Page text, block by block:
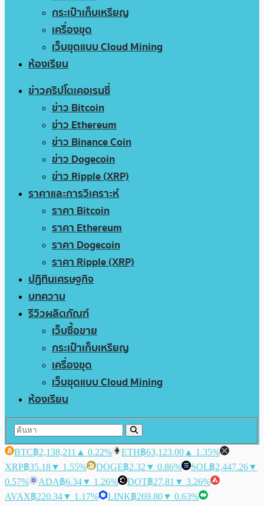
กระเป๋าเก็บเหรียญ
เครื่องขุด
เว็บขุดแบบ Cloud Mining
ห้องเรียน
ข่าวคริปโตเคอเรนซี่
ข่าว Bitcoin
ข่าว Ethereum
ข่าว Binance Coin
ข่าว Dogecoin
ข่าว Ripple (XRP)
ราคาและการวิเคราะห์
ราคา Bitcoin
ราคา Ethereum
ราคา Dogecoin
ราคา Ripple (XRP)
ปฏิทินเศรษฐกิจ
บทความ
รีวิวผลิตภัณฑ์
เว็บซื้อขาย
กระเป๋าเก็บเหรียญ
เครื่องขุด
เว็บขุดแบบ Cloud Mining
ห้องเรียน
BTC฿2,138,211 ▲ 0.22% ETH฿63,123.00 ▲ 1.35%
XRP฿35.18▼ 1.55% DOGE฿2.32 ▼ 0.86% SOL฿2,447.26▼
0.57%
ADA฿6.34▼ 1.26% DOT฿27.81 ▼ 3.26%
AVAX฿220.34▼ 1.17% LINK฿269.80▼ 0.63%